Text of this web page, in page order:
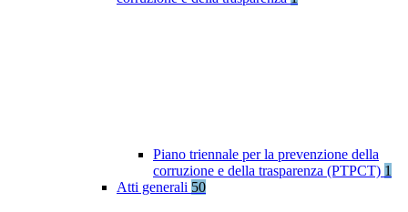
Piano triennale per la prevenzione della
corruzione e della trasparenza (PTPCT) 1
Atti generali 50